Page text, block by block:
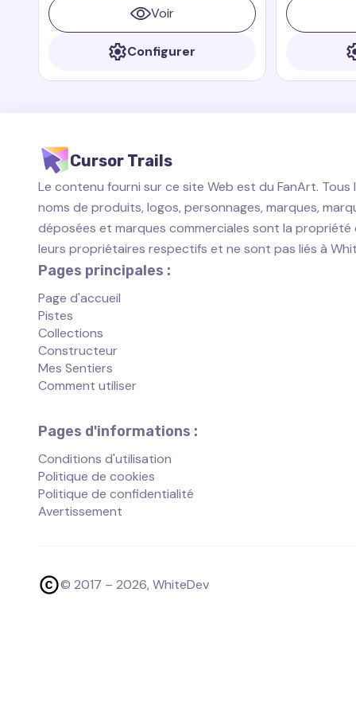
Paddington
Voir
Configurer
grâce à ses
films
Cursor Trails
Le contenu fourni sur ce site Web est du FanArt. Tous
noms de produits, logos, personnages, marques,
déposées et marques commerciales sont la propriété
leurs propriétaires respectifs et ne sont pas liés à
Pages principales :
Page d'accueil
Pistes
Collections
Constructeur
Mes Sentiers
Comment utiliser
Pages d'informations :
Conditions d'utilisation
Politique de cookies
Politique de confidentialité
Avertissement
© 2017 – 2026, WhiteDev